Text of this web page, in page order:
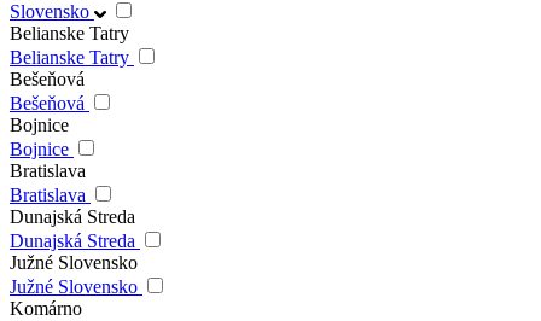
Slovensko
Belianske Tatry
Belianske Tatry
Bešeňová
Bešeňová
Bojnice
Bojnice
Bratislava
Bratislava
Dunajská Streda
Dunajská Streda
Južné Slovensko
Južné Slovensko
Komárno